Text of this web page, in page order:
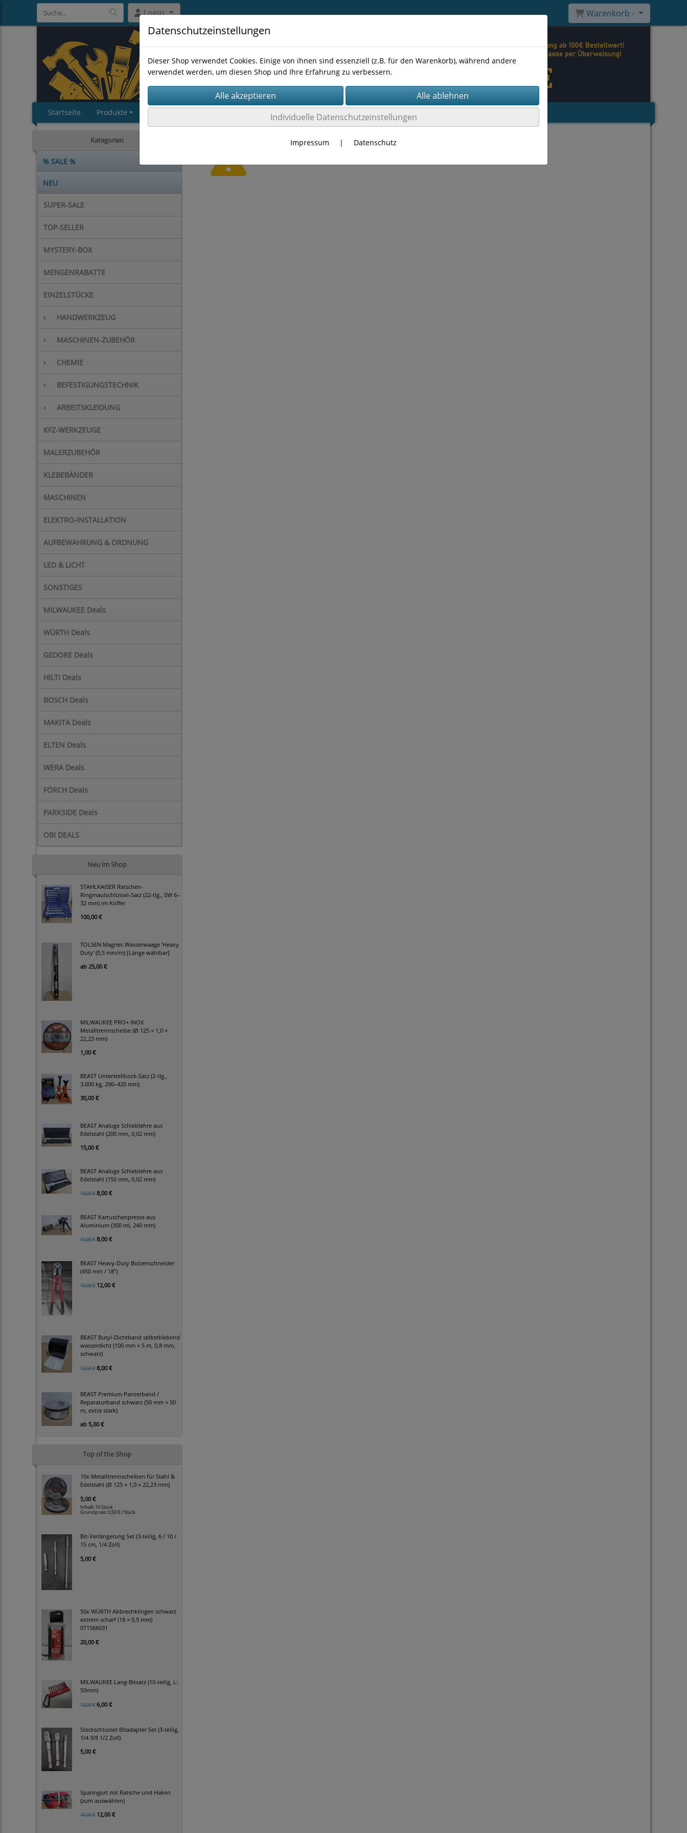
Login Warenkorb -
Startseite Produkte
Kategorien
% SALE %
NEU
SUPER-SALE
TOP-SELLER
MYSTERY-BOX
MENGENRABATTE
EINZELSTÜCKE
› HANDWERKZEUG
› MASCHINEN-ZUBEHÖR
› CHEMIE
› BEFESTIGUNGSTECHNIK
› ARBEITSKLEIDUNG
KFZ-WERKZEUGE
MALERZUBEHÖR
KLEBEBÄNDER
MASCHINEN
ELEKTRO-INSTALLATION
AUFBEWAHRUNG & ORDNUNG
LED & LICHT
SONSTIGES
MILWAUKEE Deals
WÜRTH Deals
GEDORE Deals
HILTI Deals
BOSCH Deals
MAKITA Deals
ELTEN Deals
WERA Deals
FÖRCH Deals
PARKSIDE Deals
OBI DEALS
Neu im Shop
STAHLKAISER Ratschen-
Ringmaulschlüssel-Satz (22-tlg., SW 6–
32 mm) im Koffer
100,00 €
TOLSEN Magnet-Wasserwaage 'Heavy
Duty' (0,5 mm/m) [Länge wählbar]
ab 25,00 €
MILWAUKEE PRO+ INOX
Metalltrennscheibe (Ø 125 × 1,0 ×
22,23 mm)
1,00 €
BEAST Unterstellbock-Satz (2-tlg.,
3.000 kg, 290–420 mm)
30,00 €
BEAST Analoge Schieblehre aus
Edelstahl (200 mm, 0,02 mm)
15,00 €
BEAST Analoge Schieblehre aus
Edelstahl (150 mm, 0,02 mm)
10,00 € 8,00 €
BEAST Kartuschenpresse aus
Aluminium (300 ml, 240 mm)
10,00 € 8,00 €
BEAST Heavy-Duty Bolzenschneider
(450 mm / 18")
15,00 € 12,00 €
BEAST Butyl-Dichtband selbstklebend
wasserdicht (100 mm × 5 m, 0,8 mm,
schwarz)
10,00 € 8,00 €
BEAST Premium Panzerband /
Reparaturband schwarz (50 mm × 50
m, extra stark)
ab 5,00 €
Top of the Shop
10x Metalltrennscheiben für Stahl &
Edelstahl (Ø 125 × 1,0 × 22,23 mm)
5,00 €
Inhalt: 10 Stück
Grundpreis:0,50 € / Stück
Bit-Verlängerung Set (3-teilig, 6 / 10 /
15 cm, 1/4 Zoll)
5,00 €
50x WÜRTH Abbrechklingen schwarz
extrem scharf (18 × 0,5 mm)
071566031
20,00 €
MILWAUKEE Lang-Bitsatz (10-teilig, L:
50mm)
10,00 € 6,00 €
Steckschlüssel Bitadapter Set (3-teilig,
1/4 3/8 1/2 Zoll)
5,00 €
Spanngurt mit Ratsche und Haken
(zum auswählen)
15,00 € 12,00 €
Datenschutzeinstellungen
Dieser Shop verwendet Cookies. Einige von ihnen sind essenziell (z.B. für den Warenkorb), während andere
verwendet werden, um diesen Shop und Ihre Erfahrung zu verbessern.
Individuelle Datenschutzeinstellungen
Impressum | Datenschutz